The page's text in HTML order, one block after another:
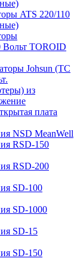
ATS 220/110
Вольт TOROID
Johsun (TС
из
плата
NSD MeanWell
RSD-150
RSD-200
SD-100
SD-1000
SD-15
SD-150